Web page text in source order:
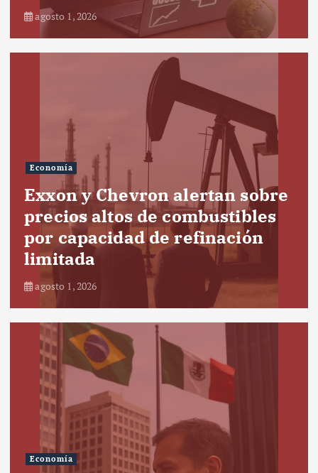
agosto 1, 2026
Economía
Exxon y Chevron alertan sobre
precios altos de combustibles
por capacidad de refinación
limitada
agosto 1, 2026
Economía